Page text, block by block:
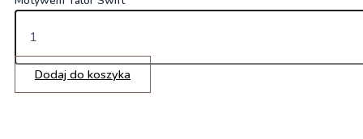
Dodaj do koszyka